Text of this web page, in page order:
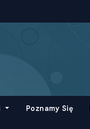
Poznamy Się